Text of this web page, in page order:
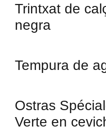
Trintxat de
negra
Tempura de
Ostras
Verte en